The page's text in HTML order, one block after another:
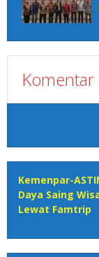
Komentar
Kemenpar-
Daya Saing
Lewat Famtrip